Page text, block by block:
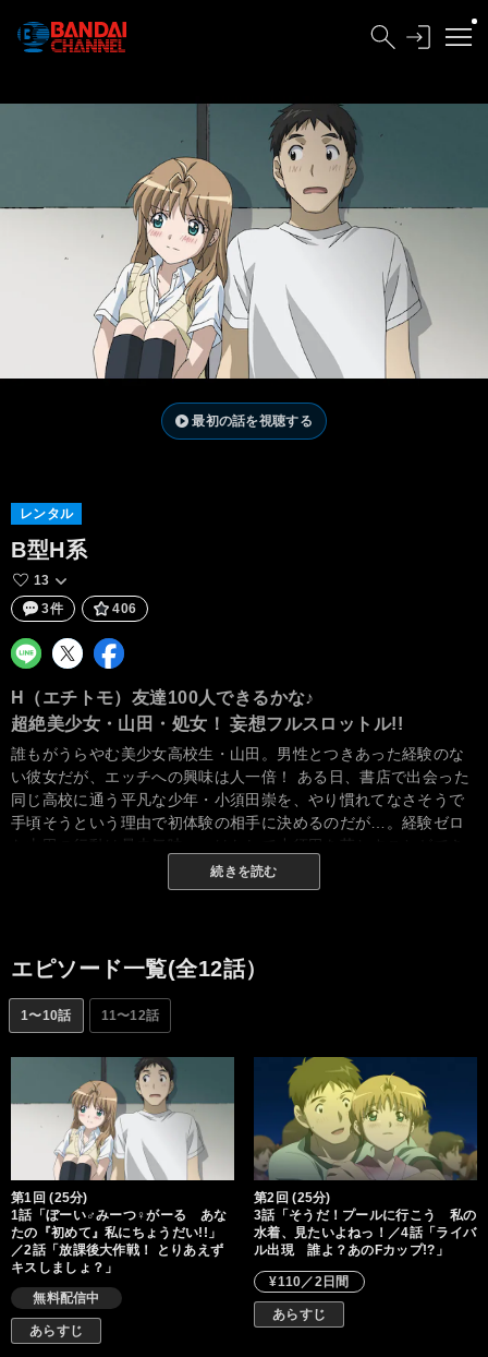
最初の話を視聴する
レンタル
B型H系
13
3件
406
H（エチトモ）友達100人できるかな♪
超絶美少女・山田・処女！ 妄想フルスロットル!!
誰もがうらやむ美少女高校生・山田。男性とつきあった経験のな
い彼女だが、エッチへの興味は人一倍！ ある日、書店で出会った
同じ高校に通う平凡な少年・小須田崇を、やり慣れてなさそうで
手頃そうという理由で初体験の相手に決めるのだが…。経験ゼロ
な山田の行動は暴走気味…。はたして小須田を落とすことができ
続きを読む
エピソード一覧(全12話）
1〜10話 11〜12話
第1回 (25分)
1話「ぼーい♂みーつ♀がーる あな
たの『初めて』私にちょうだい!!」
／2話「放課後大作戦！ とりあえず
キスしましょ？」
無料配信中
あらすじ
第2回 (25分)
3話「そうだ！プールに行こう 私の
水着、見たいよねっ！／4話「ライバ
ル出現 誰よ？あのFカップ!?」
¥110／2日間
あらすじ